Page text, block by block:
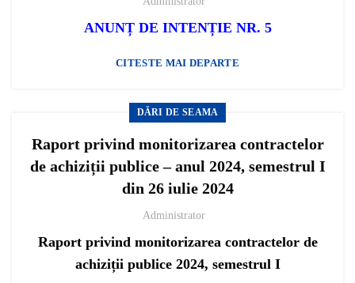
ANUNȚ DE INTENȚIE NR. 5
CITESTE MAI DEPARTE
DĂRI DE SEAMA
Raport privind monitorizarea contractelor
de achiziții publice – anul 2024, semestrul I
din 26 iulie 2024
Administrator
Raport privind monitorizarea contractelor de
achiziții publice 2024, semestrul I